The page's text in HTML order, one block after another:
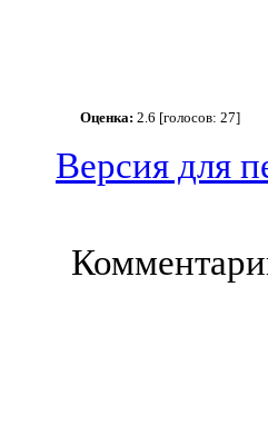
Оценка: 2.6 [голосов: 27]
Версия для